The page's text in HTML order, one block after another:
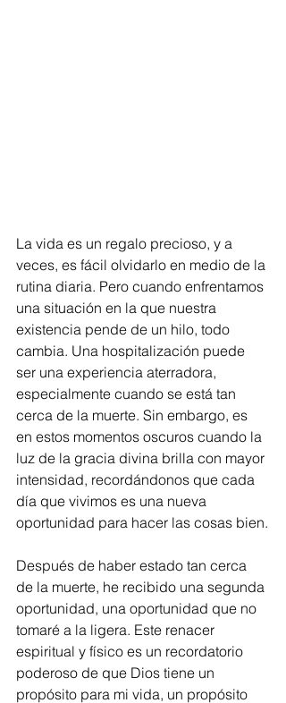
La vida es un regalo precioso, y a
veces, es fácil olvidarlo en medio de la
rutina diaria. Pero cuando enfrentamos
una situación en la que nuestra
existencia pende de un hilo, todo
cambia. Una hospitalización puede
ser una experiencia aterradora,
especialmente cuando se está tan
cerca de la muerte. Sin embargo, es
en estos momentos oscuros cuando la
luz de la gracia divina brilla con mayor
intensidad, recordándonos que cada
día que vivimos es una nueva
oportunidad para hacer las cosas bien.
Después de haber estado tan cerca
de la muerte, he recibido una segunda
oportunidad, una oportunidad que no
tomaré a la ligera. Este renacer
espiritual y físico es un recordatorio
poderoso de que Dios tiene un
propósito para mi vida, un propósito